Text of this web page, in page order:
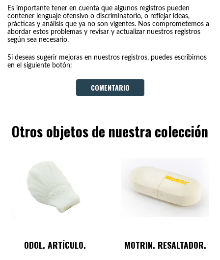
Es importante tener en cuenta que algunos registros pueden
contener lenguaje ofensivo o discriminatorio, o reflejar ideas,
prácticas y análisis que ya no son vigentes. Nos comprometemos a
abordar estos problemas y revisar y actualizar nuestros registros
según sea necesario.
Si deseas sugerir mejoras en nuestros registros, puedes escribirnos
en el siguiente botón:
COMENTARIO
Otros objetos de nuestra colección
ODOL. ARTÍCULO. MOTRIN. RESALTADOR.